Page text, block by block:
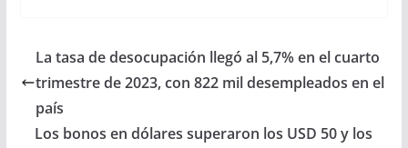
e
o
t
A
i
r
La tasa de desocupación llegó al 5,7% en el cuarto
trimestre de 2023, con 822 mil desempleados en el
país
Los bonos en dólares superaron los USD 50 y los